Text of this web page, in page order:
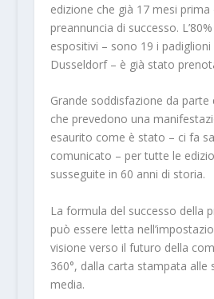
edizione che già 17 mesi prima
preannuncia di successo.
espositivi – sono 19 i padiglioni
Dusseldorf – è già stato
Grande soddisfazione da
che prevedono una
esaurito come è stato – ci fa
comunicato – per tutte le
susseguite in 60 anni di storia.
La formula del successo della
può essere letta
visione verso il futuro della
360°, dalla carta stampata alle
media.